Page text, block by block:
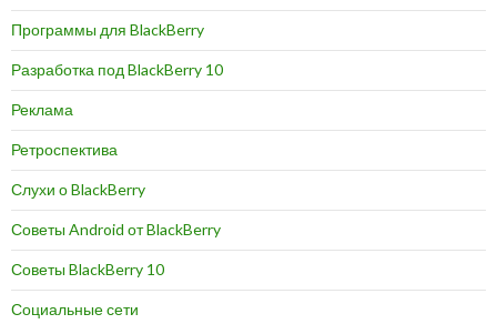
Программы для BlackBerry
Разработка под BlackBerry 10
Реклама
Ретроспектива
Слухи о BlackBerry
Советы Android от BlackBerry
Советы BlackBerry 10
Социальные сети